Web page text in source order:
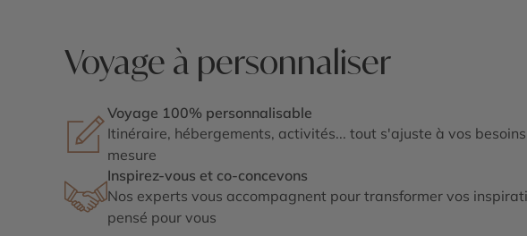
Voyage à personnaliser
Voyage 100% personnalisable
Itinéraire, hébergements, activités... tout s'ajuste à vos
mesure
Inspirez-vous et co-concevons
Nos experts vous accompagnent pour transformer vos
pensé pour vous